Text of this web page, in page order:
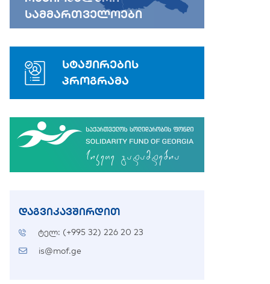
სამმართველოები
სტაჟირების
პროგრამა
დაგვიკავშირდით
ტელ: (+995 32) 226 20 23
is@mof.ge